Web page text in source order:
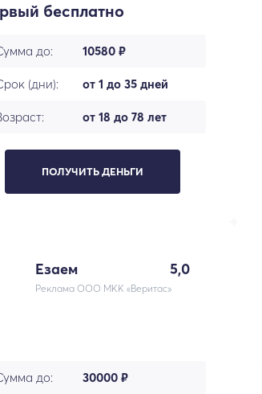
бесплатно
до: 10580 ₽
(дни): от 1 до 35 дней
от 18 до 78 лет
ПОЛУЧИТЬ ДЕНЬГИ
Езаем 5,0
Реклама ООО МКК «Веритас»
до: 30000 ₽